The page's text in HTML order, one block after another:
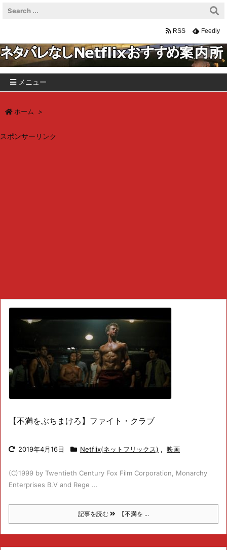
メニュー
RSS Feedly
ホーム >
スポンサーリンク
【不満をぶちまけろ】ファイト・クラブ
2019年4月16日 Netflix(ネットフリックス) , 映画
(C)1999 by Twentieth Century Fox Film Corporation, Monarchy
Enterprises B.V and Rege ...
記事を読む 【不満を ...